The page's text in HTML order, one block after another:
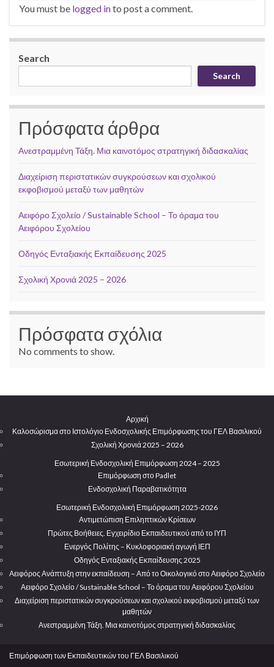
You must be logged into post a comment.
Search
Search
Πρόσφατα άρθρα
Ανεστραμμένη Τάξη. Μια καινοτόμος στρατηγική διδασκαλίας
Διαχείριση περιστατικών συγκρούσεων και σχολικού
εκφοβισμού μεταξύ των μαθητών
Αειφόρο Σχολείο / Sustainable School – Το όραμα του
Αειφόρου Σχολείου
Οδηγός Ενταξιακής Εκπαίδευσης 2025
Σχολική Χρονιά 2025 – 2026
Πρόσφατα σχόλια
No comments to show.
Αρχική
Καλοσώρισμα στο Ιστολόγιο Ενδοσχολικής Επιμόρφωσης του ΓΕΛ Βασιλικού
Σχολική Χρονιά 2025 – 2026
Εσωτερική Ενδοσχολική Επιμόρφωση 2024 – 2025
Επιμόρφωση στο Padlet
Ενδοσχολική Παραβατικότητα
Εσωτερική Ενδοσχολική Επιμόρφωση 2025-2026
Αντιμετώπιση Επιληπτικών Κρίσεων
Πρώτες Βοήθειες. Εγχειρίδιο Εκπαιδευτικού από το ΙΥΠ
Ενεργός Πολίτης – Κυκλοφοριακή αγωγή ΙΕΠ
Οδηγός Ενταξιακής Εκπαίδευσης 2025
Αειφόρος Ανάπτυξη στην εκπαίδευση – Από το Οικολογικό στο Αειφόρο Σχολείο
Αειφόρο Σχολείο / Sustainable School – Το όραμα του Αειφόρου Σχολείου
Διαχείριση περιστατικών συγκρούσεων και σχολικού εκφοβισμού μεταξύ των
μαθητών
Ανεστραμμένη Τάξη. Μια καινοτόμος στρατηγική διδασκαλίας
Επιμόρφωση των Εκπαιδευτικών του ΓΕΛ Βασιλικού